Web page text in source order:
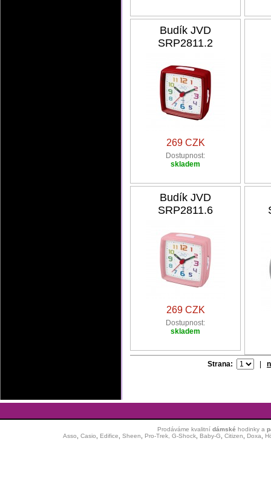
Budík JVD
SRP2811.2
269 CZK
Dostupnost:
skladem
Budík JVD
SRP2811.6
269 CZK
Dostupnost:
skladem
Strana:
Prodáváme kvalitní dámské hodinkya
Asso
Casio Edifice Sheen Pro-Trek, G-Shock, Baby-G Citizen Doxa